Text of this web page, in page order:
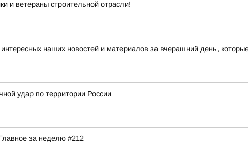
и ветераны строительной отрасли!
наших новостей и материалов за вчерашний день,
удар по территории России
за неделю #212